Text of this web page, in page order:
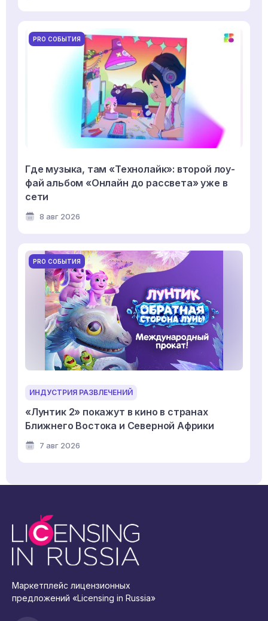
PRO СОБЫТИЯ
Где музыка, там «Технолайк»: второй лоу-
фай альбом «Онлайн до рассвета» уже в
сети
8 авг 2026
PRO СОБЫТИЯ
ИНДУСТРИЯ РАЗВЛЕЧЕНИЙ
«Лунтик 2» покажут в кино в странах
Ближнего Востока и Северной Африки
7 авг 2026
Маркетплейс лицензионных
предложений «Licensing in Russia»